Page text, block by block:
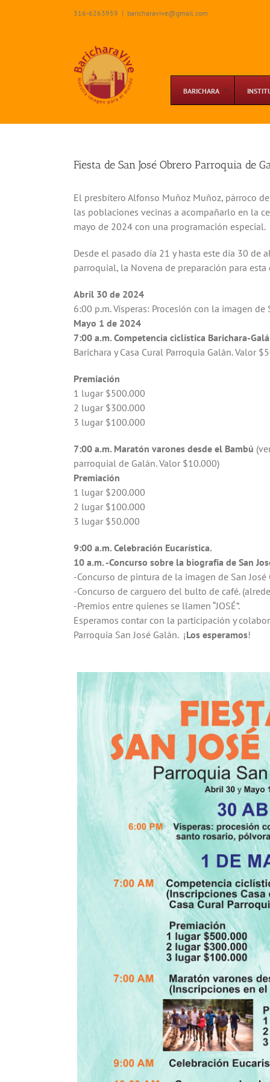
316-6263959 | baricharavive@gmail.com
BARICHARA
Fiesta de San José Obrero Parroquia de
El presbítero Alfonso Muñoz Muñoz, párroco
las poblaciones vecinas a acompañarlo en la
mayo de 2024 con una programación especial.
Desde el pasado día 21 y hasta este día 30
parroquial, la Novena de preparación para
Abril 30 de 2024
6:00 p.m. Vísperas: Procesión con la imagen de
Mayo 1 de 2024
7:00 a.m. Competencia ciclística Barichara-
Barichara y Casa Cural Parroquia Galán. Valor
Premiación
1 lugar $500.000
2 lugar $300.000
3 lugar $100.000
7:00 a.m. Maratón varones desde el Bambú
parroquial de Galán. Valor $10.000)
Premiación
1 lugar $200.000
2 lugar $100.000
3 lugar $50.000
9:00 a.m. Celebración Eucarística.
10 a.m. -Concurso sobre la biografía de San
-Concurso de pintura de la imagen de San José
-Concurso de carguero del bulto de café.
-Premios entre quienes se llamen “JOSÉ”.
Esperamos contar con la participación y
Parroquia San José Galán. ¡Los esperamos!